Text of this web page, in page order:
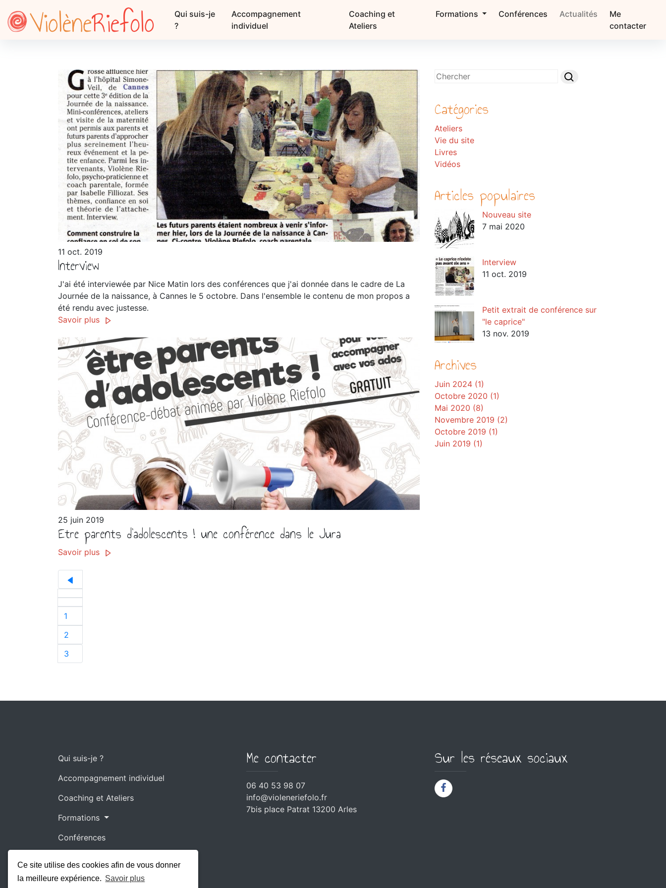
Ce site utilise des cookies afin de vous donner
la meilleure expérience. Savoir plus
Qui suis-je
?
Accompagnement
individuel
Coaching et
Ateliers
Formations Conférences Actualités
Me
contacter
11 oct. 2019
Interview
J'ai été interviewée par Nice Matin lors des conférences que j'ai donnée dans le cadre de La
Journée de la naissance, à Cannes le 5 octobre. Dans l'ensemble le contenu de mon propos a
été rendu avec justesse.
Savoir plus
25 juin 2019
Etre parents d'adolescents ! une conférence dans le Jura
Savoir plus
1
2
3
Catégories
Ateliers
Vie du site
Livres
Vidéos
Articles populaires
Nouveau site
7 mai 2020
Interview
11 oct. 2019
Petit extrait de conférence sur
"le caprice"
13 nov. 2019
Archives
Juin 2024 (1)
Octobre 2020 (1)
Mai 2020 (8)
Novembre 2019 (2)
Octobre 2019 (1)
Juin 2019 (1)
Qui suis-je ?
Accompagnement individuel
Coaching et Ateliers
Formations
Conférences
Me contacter
Me contacter
06 40 53 98 07
info@violeneriefolo.fr
7bis place Patrat 13200 Arles
Sur les réseaux sociaux